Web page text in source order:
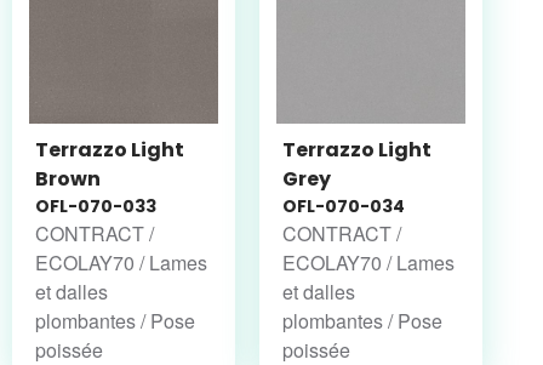
Terrazzo Light
Brown
OFL-070-033
CONTRACT /
ECOLAY70 / Lames
et dalles
plombantes / Pose
poissée
Terrazzo Light
Grey
OFL-070-034
CONTRACT /
ECOLAY70 / Lames
et dalles
plombantes / Pose
poissée